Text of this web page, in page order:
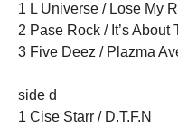
1 L Universe / Lose My
2 Pase Rock / It’s About
3 Five Deez / Plazma
side d
1 Cise Starr / D.T.F.N